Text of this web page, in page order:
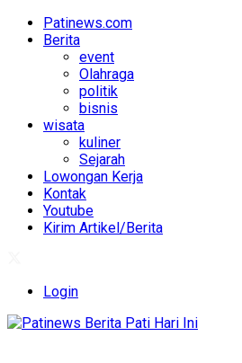
Patinews.com
Berita
event
Olahraga
politik
bisnis
wisata
kuliner
Sejarah
Lowongan Kerja
Kontak
Youtube
Kirim Artikel/Berita
Login